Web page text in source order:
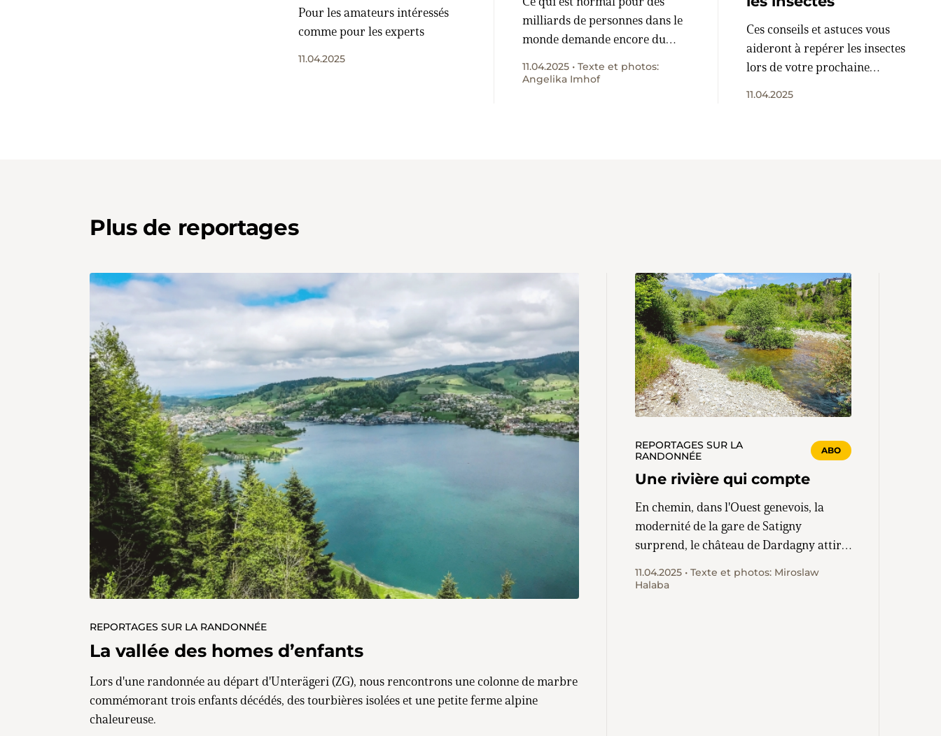
Pour les amateurs intéressés
comme pour les experts
11.04.2025
milliards de personnes dans le
monde demande encore du
insectes. Mais quel goût ont les
11.04.2025 • Texte et photos:
Angelika Imhof
Ces conseils et astuces vous
aideront à repérer les insectes
lors de votre prochaine
11.04.2025
Plus de reportages
REPORTAGES SUR LA RANDONNÉE
La vallée des homes d’enfants
Lors d'une randonnée au départ d'Unterägeri (ZG), nous rencontrons une colonne de marbre
commémorant trois enfants décédés, des tourbières isolées et une petite ferme alpine
chaleureuse.
REPORTAGES SUR LA
RANDONNÉE
ABO
Une rivière qui compte
En chemin, dans l'Ouest genevois, la
modernité de la gare de Satigny
surprend, le château de Dardagny attire
de vin.
11.04.2025 • Texte et photos: Miroslaw
Halaba